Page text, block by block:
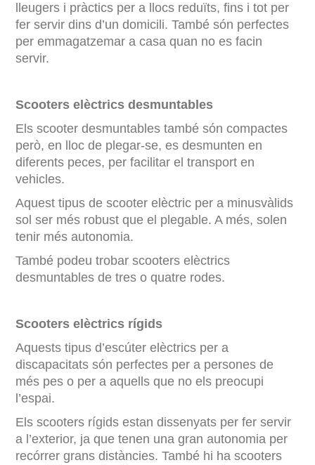
lleugers i pràctics per a llocs reduïts, fins i tot per
fer servir dins d’un domicili. També són perfectes
per emmagatzemar a casa quan no es facin
servir.
Scooters elèctrics desmuntables
Els scooter desmuntables també són compactes
però, en lloc de plegar-se, es desmunten en
diferents peces, per facilitar el transport en
vehicles.
Aquest tipus de scooter elèctric per a minusvàlids
sol ser més robust que el plegable. A més, solen
tenir més autonomia.
També podeu trobar scooters elèctrics
desmuntables de tres o quatre rodes.
Scooters elèctrics rígids
Aquests tipus d’escúter elèctrics per a
discapacitats són perfectes per a persones de
més pes o per a aquells que no els preocupi
l’espai.
Els scooters rígids estan dissenyats per fer servir
a l’exterior, ja que tenen una gran autonomia per
recórrer grans distàncies. També hi ha scooters